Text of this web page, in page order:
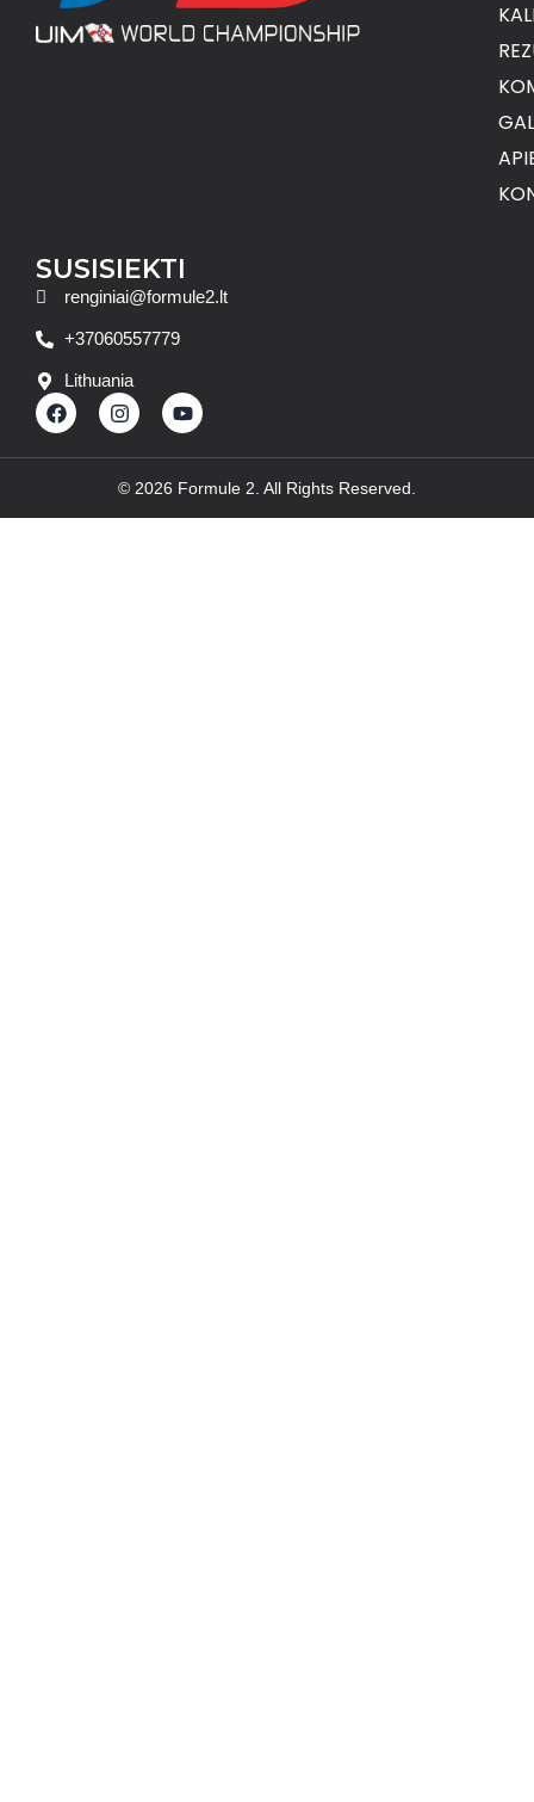
SUSISIEKTI
renginiai@formule2.lt
+37060557779
Lithuania
F
a
c
e
o
I
n
s
t
a
g
r
Y
o
u
t
u
b
e
© 2026 Formule 2. All Rights Reserved.